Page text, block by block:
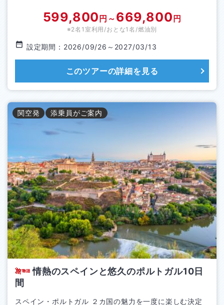
599,800 円～ 669,800 円
※2名1室利用/おとな1名/燃油別
設定期間： 2026/09/26 ～ 2027/03/13
このツアーの詳細を見る
情熱のスペインと悠久のポルトガル10日
間
スペイン・ポルトガル ２カ国の魅力を一度に楽しむ決定
関空発 添乗員がご案内